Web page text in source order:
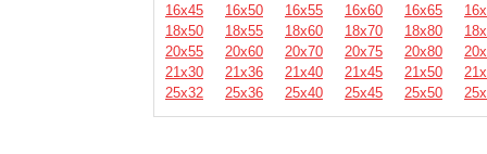
16х45
16х50 16х55 16х60 16х65
18х50
18х55 18х60 18х70 18х80
20х55
20х60 20х70 20х75 20х80
21х30
21х36 21х40 21х45 21х50
25х32
25х36 25х40 25х45 25х50